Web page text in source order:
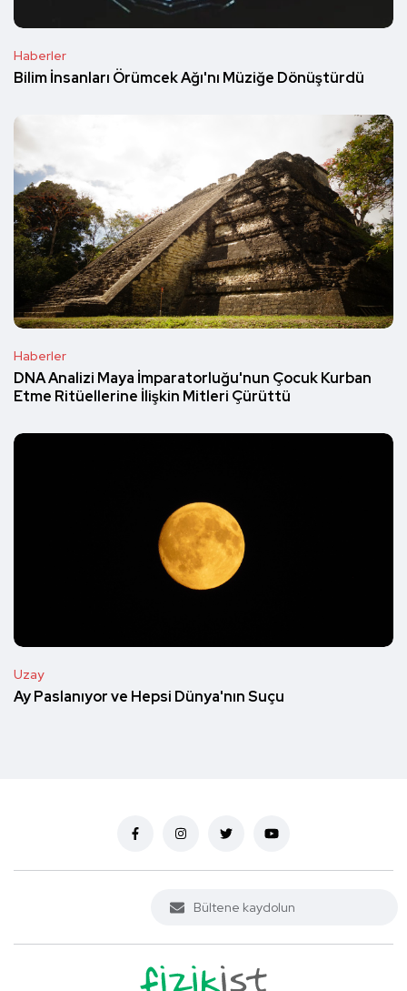
Haberler
Bilim İnsanları Örümcek Ağı'nı Müziğe Dönüştürdü
Haberler
DNA Analizi Maya İmparatorluğu'nun Çocuk Kurban
Etme Ritüellerine İlişkin Mitleri Çürüttü
Uzay
Ay Paslanıyor ve Hepsi Dünya'nın Suçu